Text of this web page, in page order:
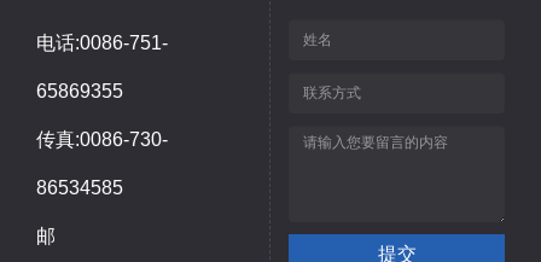
电话:0086-751-
65869355
传真:0086-730-
86534585
邮